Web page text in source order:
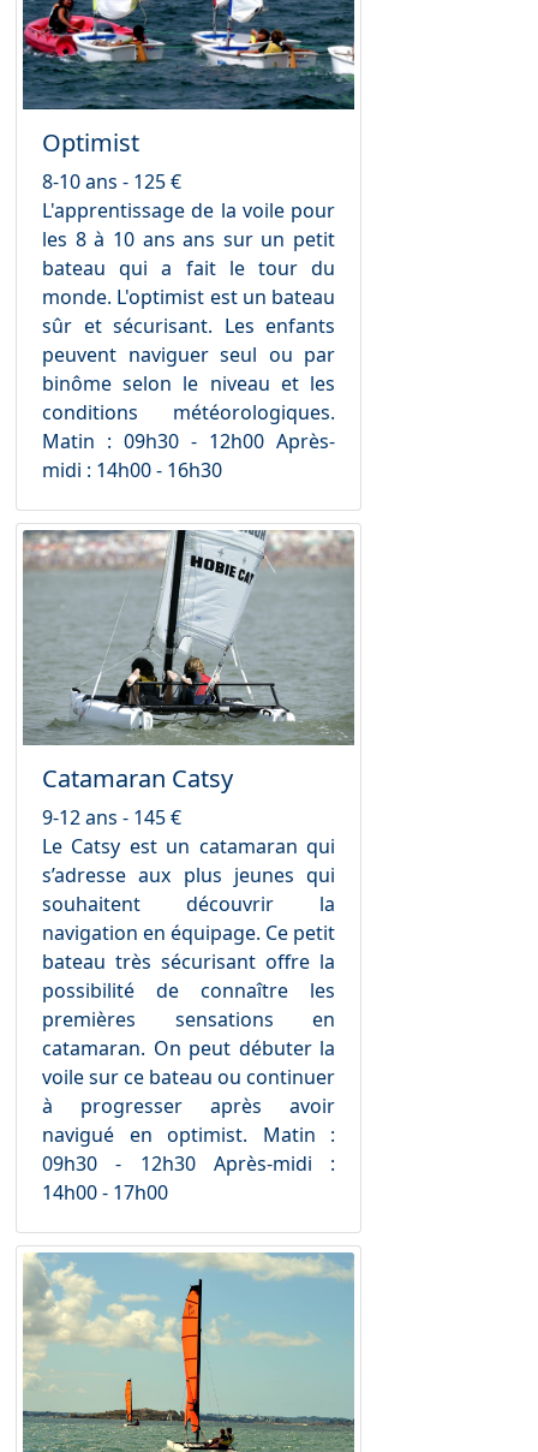
Optimist
8-10 ans - 125 €
L'apprentissage de la voile pour
les 8 à 10 ans ans sur un petit
bateau qui a fait le tour du
monde. L'optimist est un bateau
sûr et sécurisant. Les enfants
peuvent naviguer seul ou par
binôme selon le niveau et les
conditions météorologiques.
Matin : 09h30 - 12h00 Après-
midi : 14h00 - 16h30
Catamaran Catsy
9-12 ans - 145 €
Le Catsy est un catamaran qui
s’adresse aux plus jeunes qui
souhaitent découvrir la
navigation en équipage. Ce petit
bateau très sécurisant offre la
possibilité de connaître les
premières sensations en
catamaran. On peut débuter la
voile sur ce bateau ou continuer
à progresser après avoir
navigué en optimist. Matin :
09h30 - 12h30 Après-midi :
14h00 - 17h00